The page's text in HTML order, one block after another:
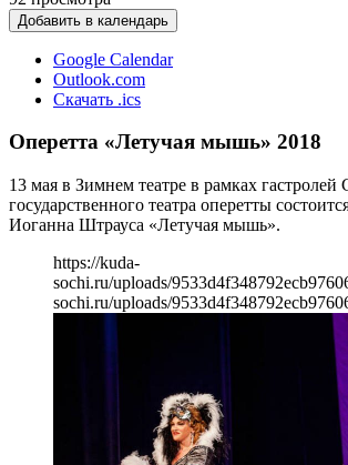
Добавить в календарь
Google Calendar
Outlook.com
Скачать .ics
Оперетта «Летучая мышь» 2018
13 мая в Зимнем театре в рамках гастролей
государственного театра оперетты
Иоганна Штрауса «Летучая мышь».
https://kuda-
sochi.ru/uploads/
sochi.ru/uploads/